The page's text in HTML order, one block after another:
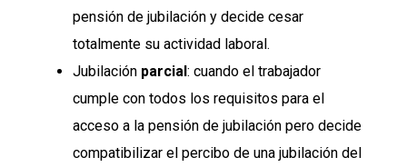
pensión de jubilación y decide cesar
totalmente su actividad laboral.
Jubilación parcial : cuando el trabajador
cumple con todos los requisitos para el
acceso a la pensión de jubilación pero decide
compatibilizar el percibo de una jubilación del